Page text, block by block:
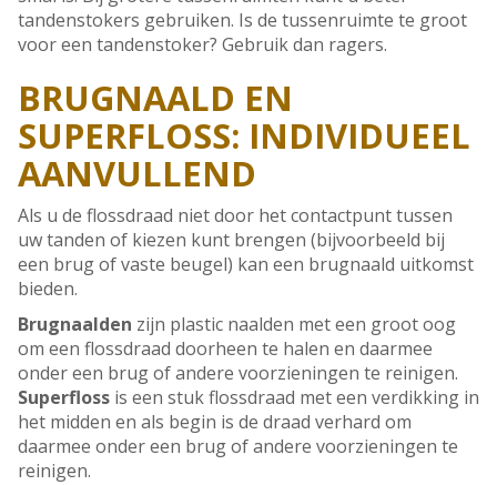
tandenstokers gebruiken. Is de tussenruimte te groot
voor een tandenstoker? Gebruik dan ragers.
BRUGNAALD EN
SUPERFLOSS: INDIVIDUEEL
AANVULLEND
Als u de flossdraad niet door het contactpunt tussen
uw tanden of kiezen kunt brengen (bijvoorbeeld bij
een brug of vaste beugel) kan een brugnaald uitkomst
bieden.
Brugnaalden zijn plastic naalden met een groot oog
om een flossdraad doorheen te halen en daarmee
onder een brug of andere voorzieningen te reinigen.
Superfloss is een stuk flossdraad met een verdikking in
het midden en als begin is de draad verhard om
daarmee onder een brug of andere voorzieningen te
reinigen.